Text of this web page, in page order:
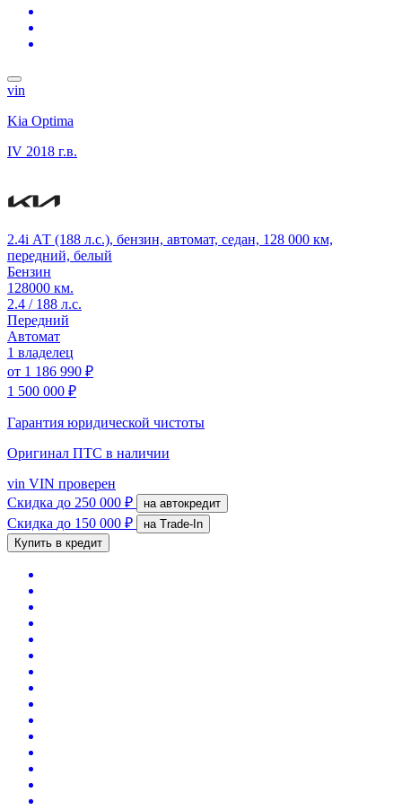
vin
Kia Optima
IV 2018 г.в.
2.4i АТ (188 л.с.), бензин, автомат, седан, 128 000 км,
передний, белый
Бензин
128000 км.
2.4 / 188 л.с.
Передний
Автомат
1 владелец
от 1 186 990 ₽
1 500 000 ₽
Гарантия юридической чистоты
Оригинал ПТС в наличии
vin VIN проверен
Скидка до 250 000 ₽ на автокредит
Скидка до 150 000 ₽
на Trade-In
Купить в кредит